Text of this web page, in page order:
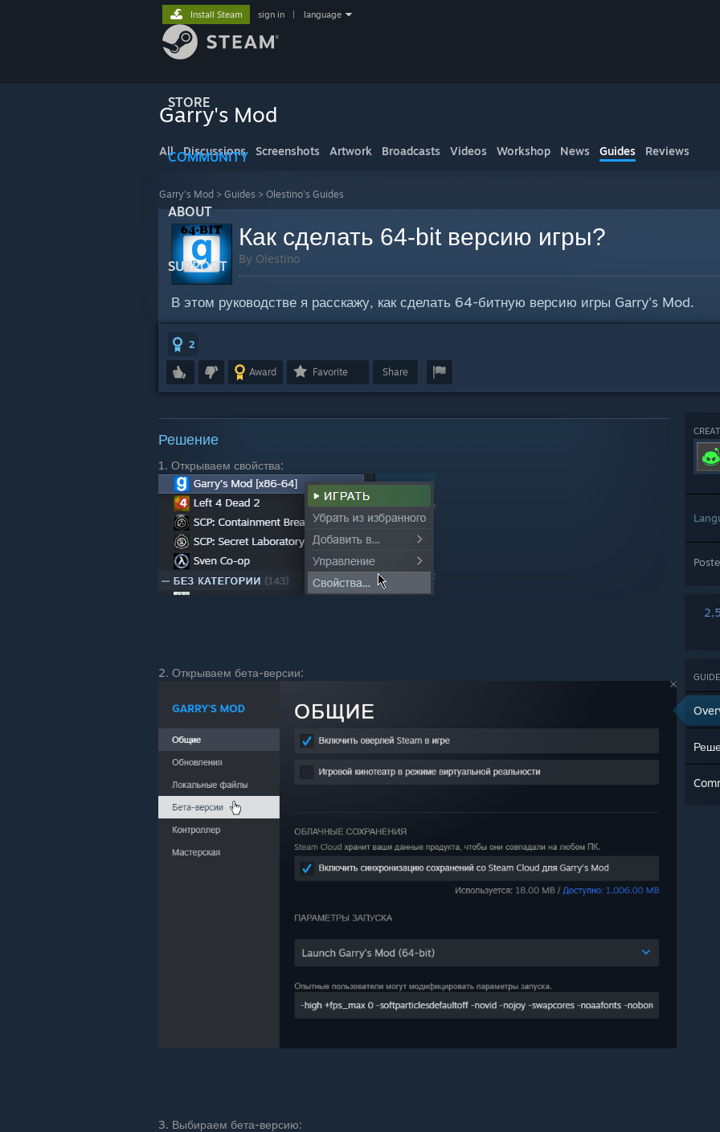
STORE
COMMUNITY
ABOUT
SUPPORT
Install Steam sign in language
Garry's Mod
All Discussions Screenshots Artwork Broadcasts Videos Workshop News Guides Reviews
Garry's Mod > Guides > Olestino's Guides
Как сделать 64-bit версию игры?
By Olestino
В этом руководстве я расскажу, как сделать 64-битную версию игры Garry's Mod.
2
Award Favorite Share
Решение
1. Открываем свойства:
2. Открываем бета-версии:
3. Выбираем бета-версию: